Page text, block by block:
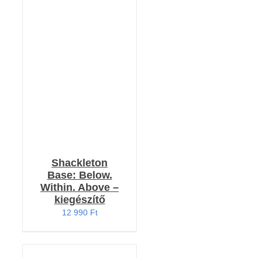
Shackleton
Base: Below.
Within. Above –
kiegészítő
12 990 Ft